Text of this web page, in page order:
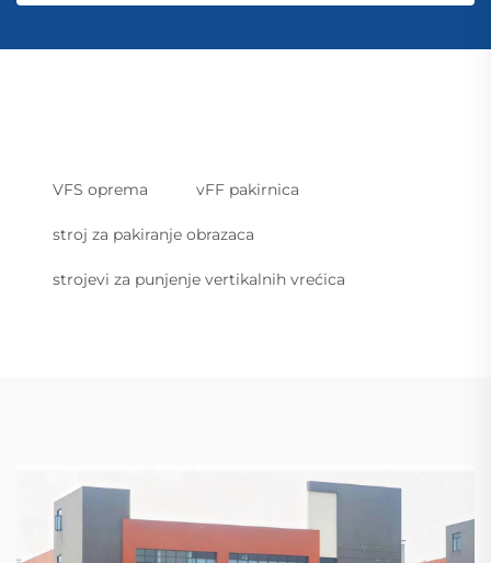
VFS oprema vFF pakirnica
stroj za pakiranje obrazaca
strojevi za punjenje vertikalnih vrećica